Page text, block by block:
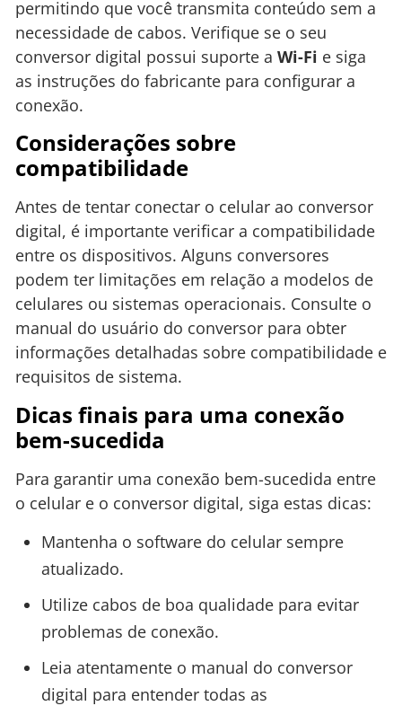
permitindo que você transmita conteúdo sem a
necessidade de cabos. Verifique se o seu
conversor digital possui suporte a Wi-Fi e siga
as instruções do fabricante para configurar a
conexão.
Considerações sobre
compatibilidade
Antes de tentar conectar o celular ao conversor
digital, é importante verificar a compatibilidade
entre os dispositivos. Alguns conversores
podem ter limitações em relação a modelos de
celulares ou sistemas operacionais. Consulte o
manual do usuário do conversor para obter
informações detalhadas sobre compatibilidade e
requisitos de sistema.
Dicas finais para uma conexão
bem-sucedida
Para garantir uma conexão bem-sucedida entre
o celular e o conversor digital, siga estas dicas:
Mantenha o software do celular sempre
atualizado.
Utilize cabos de boa qualidade para evitar
problemas de conexão.
Leia atentamente o manual do conversor
digital para entender todas as